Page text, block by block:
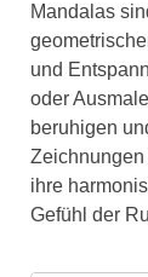
Mandalas
und
oder
beruhigen
Zeichnungen
ihre
Gefühl der